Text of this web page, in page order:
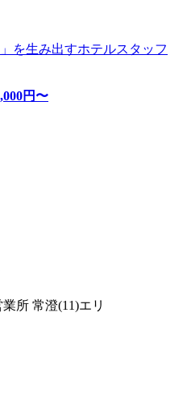
を生み出すホテルスタッフ
円〜
所 常澄(11)エリ